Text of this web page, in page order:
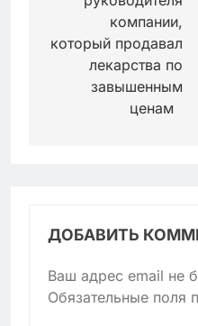
компании,
который продавал
лекарства по
завышенным
ценам
ДОБАВИТЬ
Ваш адрес email не
Обязательные поля